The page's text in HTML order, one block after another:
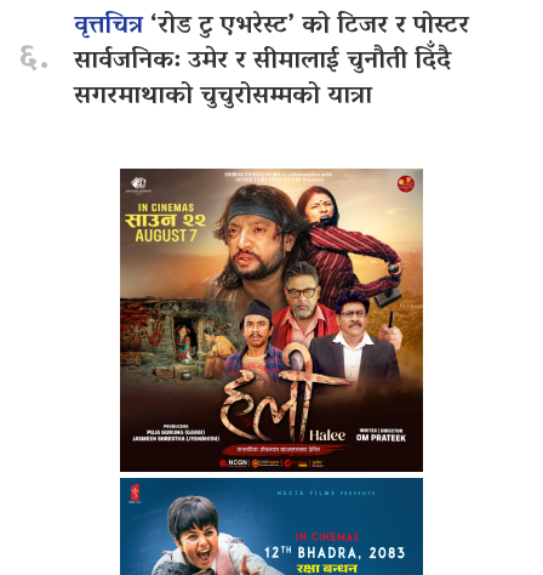
६.
वृत्तचित्र‘रोड टु एभरेस्ट’ को टिजर र पोस्टर
सार्वजनिक: उमेर र सीमालाई चुनौती दिँदै
सगरमाथाको चुचुरोसम्मको यात्रा